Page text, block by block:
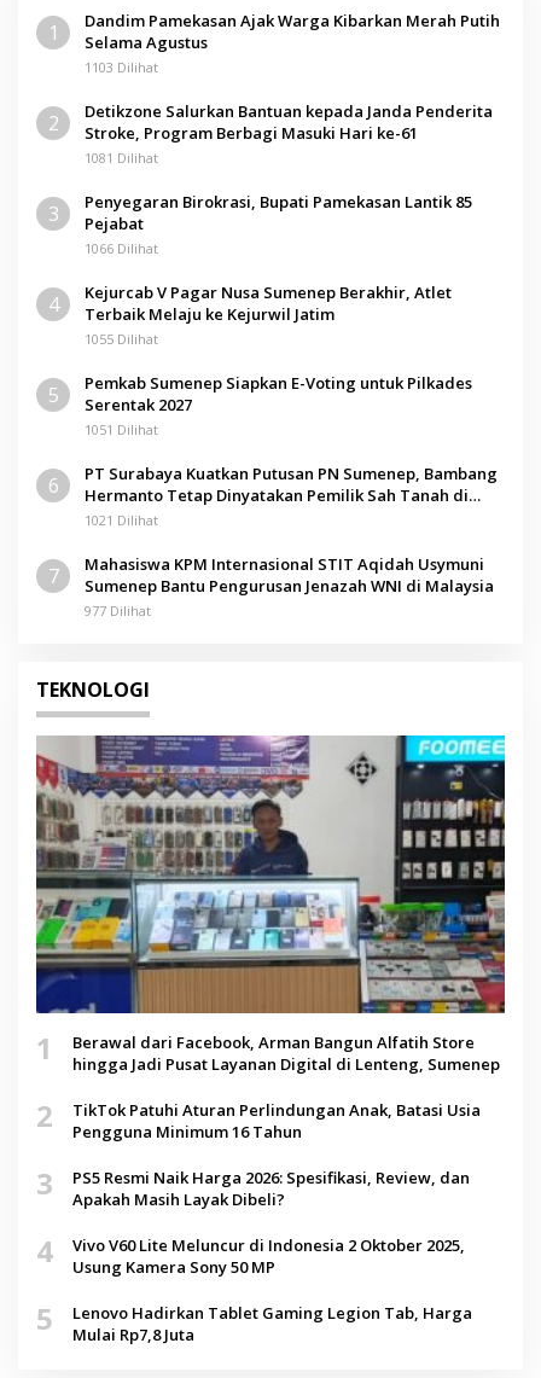
1
Dandim Pamekasan Ajak Warga Kibarkan Merah Putih
Selama Agustus
1103 Dilihat
2
Detikzone Salurkan Bantuan kepada Janda Penderita
Stroke, Program Berbagi Masuki Hari ke-61
1081 Dilihat
3
Penyegaran Birokrasi, Bupati Pamekasan Lantik 85
Pejabat
1066 Dilihat
4
Kejurcab V Pagar Nusa Sumenep Berakhir, Atlet
Terbaik Melaju ke Kejurwil Jatim
1055 Dilihat
5
Pemkab Sumenep Siapkan E-Voting untuk Pilkades
Serentak 2027
1051 Dilihat
6
PT Surabaya Kuatkan Putusan PN Sumenep, Bambang
Hermanto Tetap Dinyatakan Pemilik Sah Tanah di
Pamolokan
1021 Dilihat
7
Mahasiswa KPM Internasional STIT Aqidah Usymuni
Sumenep Bantu Pengurusan Jenazah WNI di Malaysia
977 Dilihat
TEKNOLOGI
1
Berawal dari Facebook, Arman Bangun Alfatih Store
hingga Jadi Pusat Layanan Digital di Lenteng, Sumenep
2
TikTok Patuhi Aturan Perlindungan Anak, Batasi Usia
Pengguna Minimum 16 Tahun
3
PS5 Resmi Naik Harga 2026: Spesifikasi, Review, dan
Apakah Masih Layak Dibeli?
4
Vivo V60 Lite Meluncur di Indonesia 2 Oktober 2025,
Usung Kamera Sony 50 MP
5
Lenovo Hadirkan Tablet Gaming Legion Tab, Harga
Mulai Rp7,8 Juta